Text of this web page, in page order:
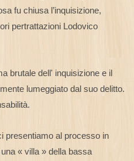
fu chiusa l’inquisizione,
pertrattazioni Lodovico
brutale dell' inquisizione e il
lumeggiato dal suo delitto.
presentiamo al processo in
« villa » della bassa